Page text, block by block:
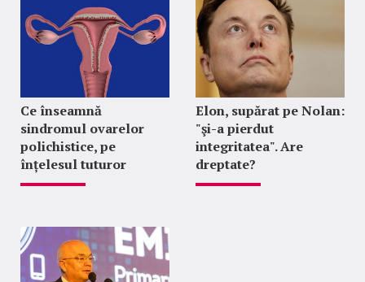
Ce înseamnă
sindromul ovarelor
polichistice, pe
înțelesul tuturor
Elon, supărat pe Nolan:
"şi-a pierdut
integritatea". Are
dreptate?